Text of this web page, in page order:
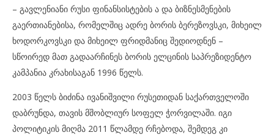
– გავლენიანი რუსი ფინანსისტების ა და ბიზნესმენების
გაერთიანებისა, რომელშიც ადრე ბორის ბერეზოვსკი, მიხეილ
ხოდორკოვსკი და მიხეილ ფრიდმანიც შედიოდნენ –
სწოირედ მათ გადაარჩინეს ბორის ელცინის საპრეზიდენტო
კამპანია კრახისაგან 1996 წელს.
2003 წელს ბიძინა ივანიშვილი რუსეთიდან საქართველოში
დაბრუნდა, თავის მშობლიურ სოფელ ჭორვილაში. იგი
პოლიტიკის მიღმა 2011 წლამდე რჩებოდა, შემდეგ კი